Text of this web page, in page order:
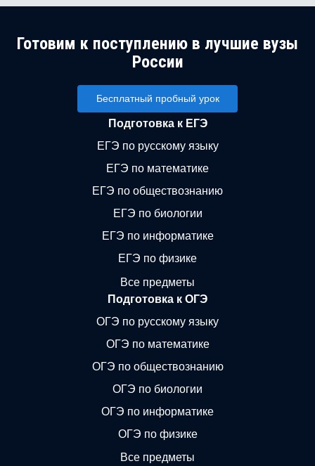
Готовим к поступлению в лучшие вузы
России
Бесплатный пробный урок
Подготовка к ЕГЭ
ЕГЭ по русскому языку
ЕГЭ по математике
ЕГЭ по обществознанию
ЕГЭ по биологии
ЕГЭ по информатике
ЕГЭ по физике
Все предметы
Подготовка к ОГЭ
ОГЭ по русскому языку
ОГЭ по математике
ОГЭ по обществознанию
ОГЭ по биологии
ОГЭ по информатике
ОГЭ по физике
Все предметы